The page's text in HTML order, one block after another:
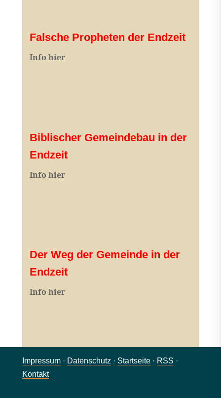
Falsche Propheten der Endzeit
Info hier
Biblischer Gemeindebau in der
Endzeit
Info hier
Der Weg der Gemeinde in der
Endzeit
Info hier
Impressum· Datenschutz · Startseite· RSS ·
Kontakt